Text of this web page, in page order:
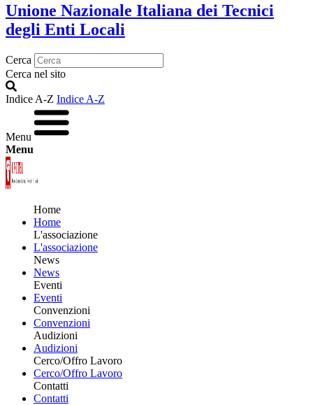
Unione Nazionale Italiana dei Tecnici
degli Enti Locali
Cerca
Cerca nel sito
Indice A-Z Indice A-Z
Menu
Menu
Home
Home
L'associazione
L'associazione
News
News
Eventi
Eventi
Convenzioni
Convenzioni
Audizioni
Audizioni
Cerco/Offro Lavoro
Cerco/Offro Lavoro
Contatti
Contatti